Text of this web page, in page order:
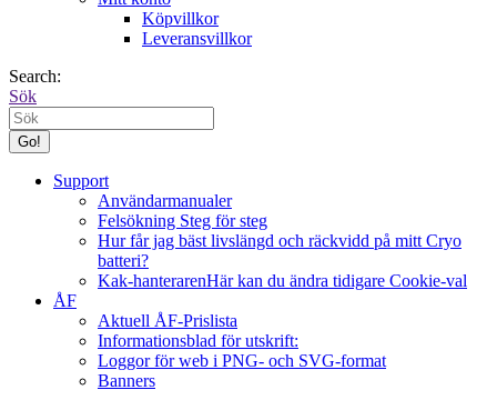
Köpvillkor
Leveransvillkor
Search:
Sök
Support
Användarmanualer
Felsökning Steg för steg
Hur får jag bäst livslängd och räckvidd på mitt Cryo
batteri?
Kak-hanterarenHär kan du ändra tidigare Cookie-val
ÅF
Aktuell ÅF-Prislista
Informationsblad för utskrift:
Loggor för web i PNG- och SVG-format
Banners